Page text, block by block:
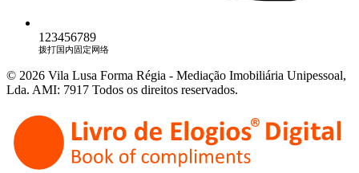
123456789
拨打国内固定网络
© 2026 Vila Lusa Forma Régia - Mediação Imobiliária Unipessoal,
Lda. AMI: 7917 Todos os direitos reservados.